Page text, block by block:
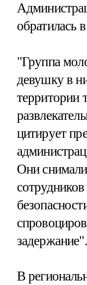
обратилась
"Группа
девушку в
территории
цитирует
Они
задержание".
В